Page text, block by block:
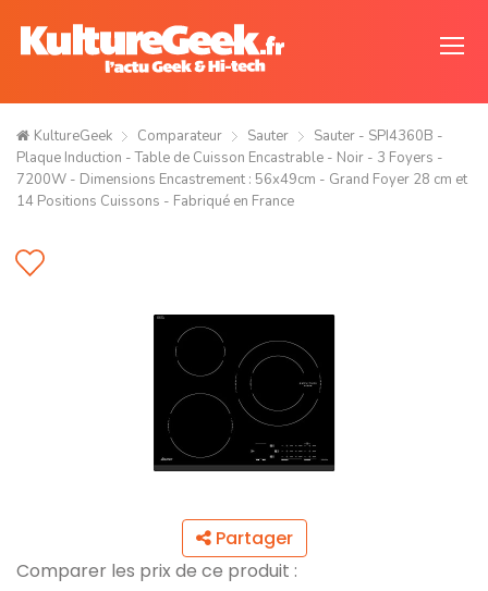
KultureGeek Comparateur Sauter
Sauter - SPI4360B -
Plaque Induction - Table de Cuisson Encastrable - Noir - 3 Foyers -
7200W - Dimensions Encastrement : 56x49cm - Grand Foyer 28 cm et
14 Positions Cuissons - Fabriqué en France
Partager
Comparer les prix de ce produit :